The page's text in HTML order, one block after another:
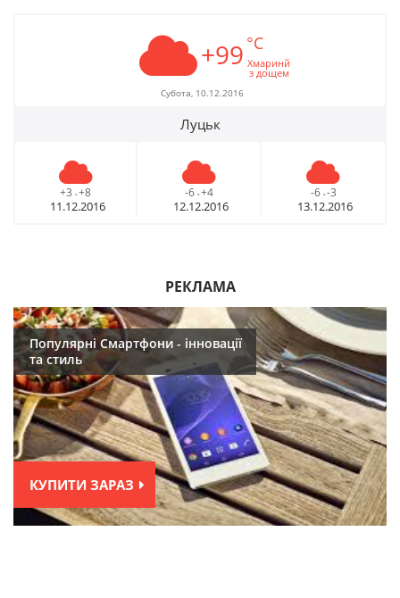
+99 °C
Хмаринй
з дощем
Субота, 10.12.2016
Луцьк
+3 - +8
11.12.2016
-6 - +4
12.12.2016
-6 - -3
13.12.2016
РЕКЛАМА
Популярні Смартфони - інновації
та стиль
КУПИТИ ЗАРАЗ